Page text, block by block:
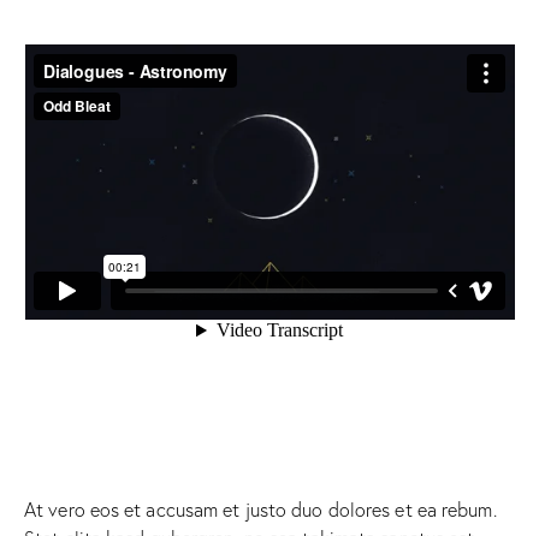
At vero eos et accusam et justo duo dolores et ea rebum.